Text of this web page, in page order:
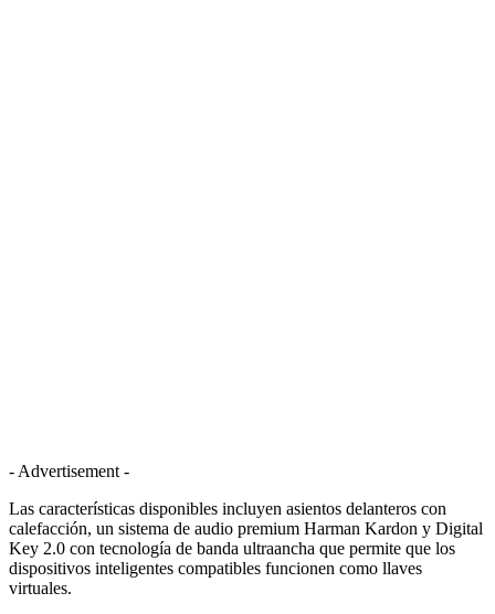
- Advertisement -
Las características disponibles incluyen asientos delanteros con
calefacción, un sistema de audio premium Harman Kardon y Digital
Key 2.0 con tecnología de banda ultraancha que permite que los
dispositivos inteligentes compatibles funcionen como llaves
virtuales.